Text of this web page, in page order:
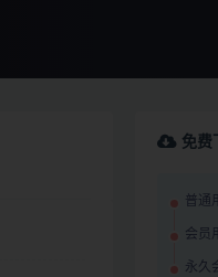
免费
普通
会员
永久